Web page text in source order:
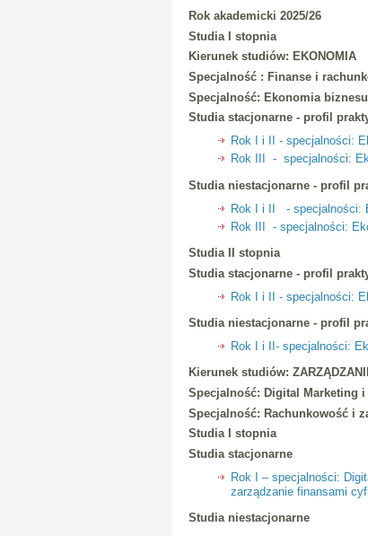
Rok akademicki 2025/26
Studia I stopnia
Kierunek studiów: EKONOMIA
Specjalność : Finanse i
Specjalność: Ekonomia biznesu
Studia stacjonarne - profil
Rok I i II - specjalności:
Rok III - specjalności:
Studia niestacjonarne - profil
Rok I i II - specjalności:
Rok III - specjalności:
Studia II stopnia
Studia stacjonarne - profil
Rok I i II - specjalności:
Studia niestacjonarne - profil
Rok I i II- specjalności:
Kierunek studiów:
Specjalność: Digital Marketing i
Specjalność: Rachunkowość i
Studia I stopnia
Studia stacjonarne
Rok I – specjalności:
zarządzanie finansami
Studia niestacjonarne